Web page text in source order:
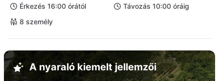
Érkezés 16:00 órától
Távozás 10:00 óráig
8 személy
A nyaraló kiemelt jellemzői